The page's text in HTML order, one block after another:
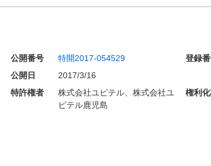
公開番号 特開2017-054529 登録
公開日
2017/3/16
特許権者
株式会社ユピテル、株式会社ユ
ピテル鹿児島
権利